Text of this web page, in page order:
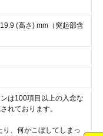
(高さ) mm（突起部含
は100項目以上の入念な
れております。
、何かこぼしてしまっ